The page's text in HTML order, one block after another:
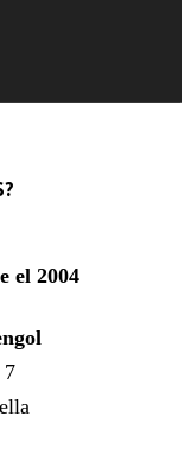
el 2004
7